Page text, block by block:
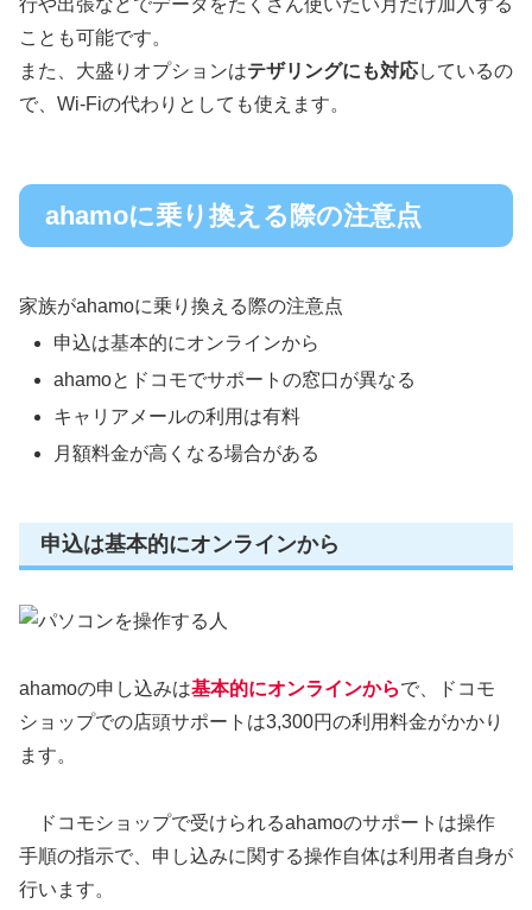
行や出張などでデータをたくさん使いたい月だけ加入する
ことも可能です。
また、大盛りオプションはテザリングにも対応しているの
で、Wi-Fiの代わりとしても使えます。
ahamoに乗り換える際の注意点
家族がahamoに乗り換える際の注意点
申込は基本的にオンラインから
ahamoとドコモでサポートの窓口が異なる
キャリアメールの利用は有料
月額料金が高くなる場合がある
申込は基本的にオンラインから
ahamoの申し込みは基本的にオンラインからで、ドコモ
ショップでの店頭サポートは3,300円の利用料金がかかり
ます。
ドコモショップで受けられるahamoのサポートは操作
手順の指示で、申し込みに関する操作自体は利用者自身が
行います。